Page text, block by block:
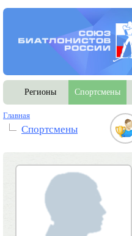
Регионы Спортсмены
Главная
Спортсмены